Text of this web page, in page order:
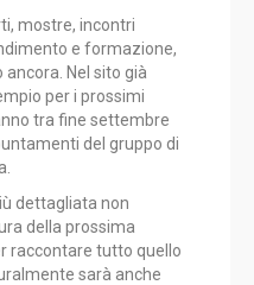
mostre, incontri
e formazione,
Nel sito già
per i prossimi
tra fine settembre
del gruppo di
dettagliata non
della prossima
raccontare tutto quello
sarà anche